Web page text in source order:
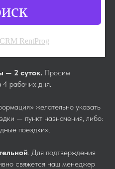
CRM RentProg
— 2 суток. Просим
4 рабочих дня.
желательно указать
— пункт назначения, либо:
поездки».
. Для подтверждения
свяжется наш менеджер